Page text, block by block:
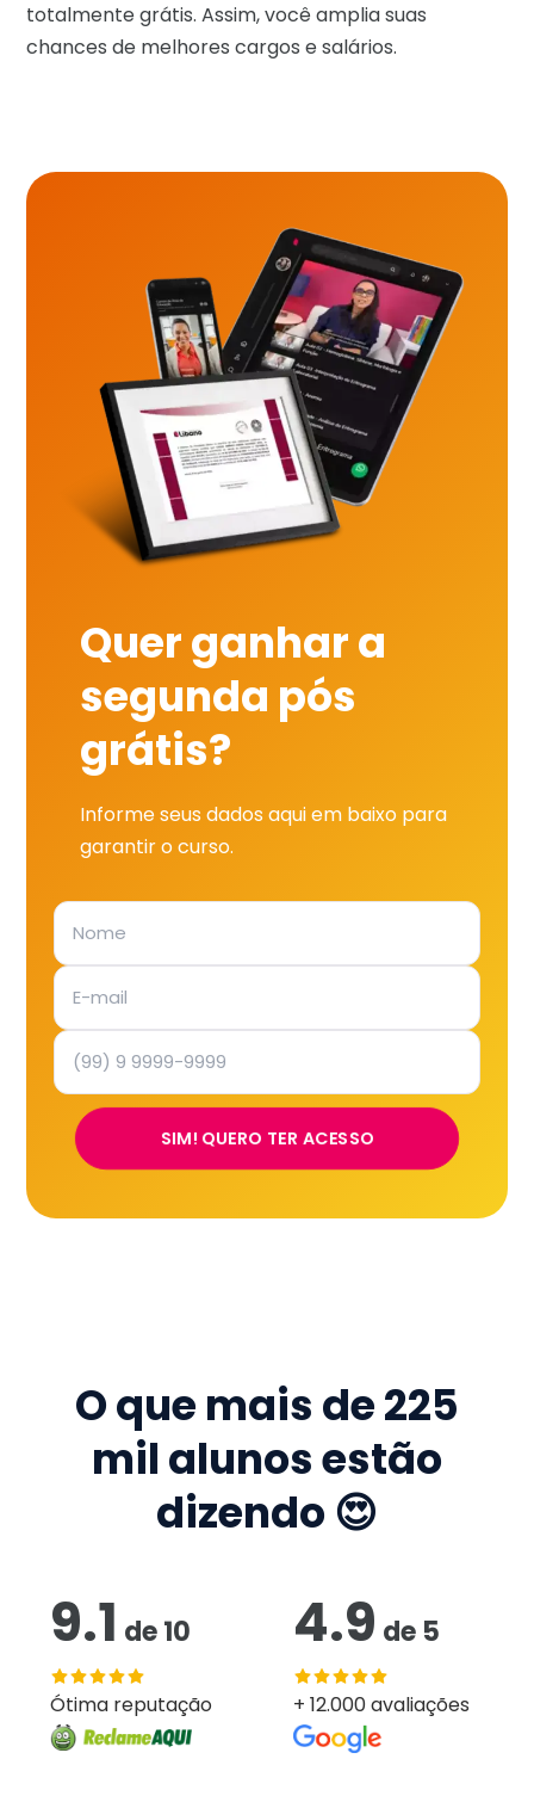
totalmente grátis. Assim, você amplia suas
chances de melhores cargos e salários.
Quer ganhar a
segunda pós
grátis?
Informe seus dados aqui em baixo para
garantir o curso.
SIM! QUERO TER ACESSO
O que mais de225
mil alunos estão
dizendo 😍
9.1 de10
Ótima reputação
4.9 de 5
+ 12.000 avaliações